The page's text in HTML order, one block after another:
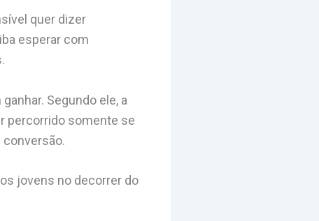
quer dizer
esperar com
Segundo ele, a
percorrido somente se
jovens no decorrer do